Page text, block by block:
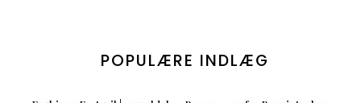
POPULÆRE INDLÆG